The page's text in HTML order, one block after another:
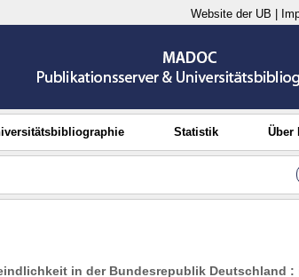
Website der UB
Statistik Über
in der Bundesrepublik Deutschland :